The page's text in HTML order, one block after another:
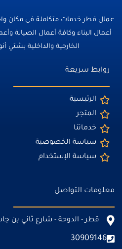
عمال قطر خدمات متكاملة فى مكان
أعمال البناء وكافة أعمال الصيانة
الخارجية والداخلية بشتي
روابط سريعة
الرئيسية
المتجر
خدماتنا
سياسة الخصوصية
سياسة الإستخدام
معلومات التواصل
قطر - الدوحة - شارع ثاني بن
30909146